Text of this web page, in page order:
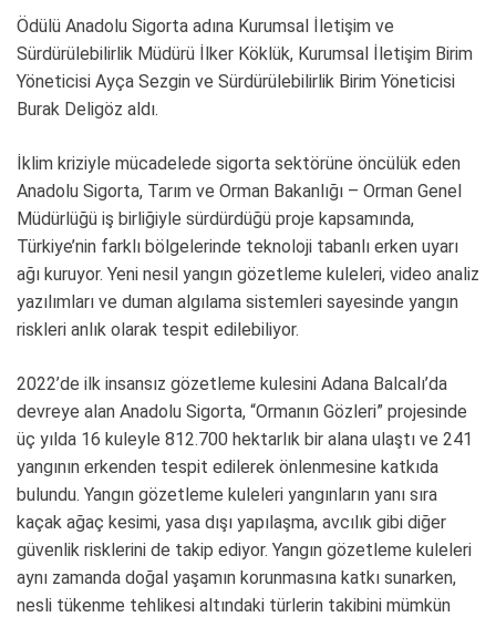
Ödülü Anadolu Sigorta adına Kurumsal İletişim ve
Sürdürülebilirlik Müdürü İlker Köklük, Kurumsal İletişim Birim
Yöneticisi Ayça Sezgin ve Sürdürülebilirlik Birim Yöneticisi
Burak Deligöz aldı.
İklim kriziyle mücadelede sigorta sektörüne öncülük eden
Anadolu Sigorta, Tarım ve Orman Bakanlığı – Orman Genel
Müdürlüğü iş birliğiyle sürdürdüğü proje kapsamında,
Türkiye’nin farklı bölgelerinde teknoloji tabanlı erken uyarı
ağı kuruyor. Yeni nesil yangın gözetleme kuleleri, video analiz
yazılımları ve duman algılama sistemleri sayesinde yangın
riskleri anlık olarak tespit edilebiliyor.
2022’de ilk insansız gözetleme kulesini Adana Balcalı’da
devreye alan Anadolu Sigorta, “Ormanın Gözleri” projesinde
üç yılda 16 kuleyle 812.700 hektarlık bir alana ulaştı ve 241
yangının erkenden tespit edilerek önlenmesine katkıda
bulundu. Yangın gözetleme kuleleri yangınların yanı sıra
kaçak ağaç kesimi, yasa dışı yapılaşma, avcılık gibi diğer
güvenlik risklerini de takip ediyor. Yangın gözetleme kuleleri
aynı zamanda doğal yaşamın korunmasına katkı sunarken,
nesli tükenme tehlikesi altındaki türlerin takibini mümkün